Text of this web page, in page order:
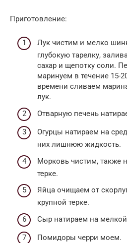
Приготовление:
Лук чистим и мелко
глубокую тарелку,
сахар и щепотку соли.
маринуем в течение 15-
времени сливаем
лук.
Отварную печень
Огурцы натираем на
них лишнюю жидкость.
Морковь чистим, также
терке.
Яйца очищаем от
крупной терке.
Сыр натираем на мелкой
Помидоры черри моем.